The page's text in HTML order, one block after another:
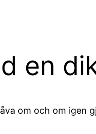
en
om och om igen